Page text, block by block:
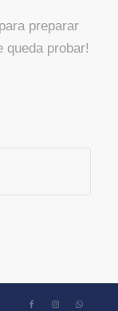
preparar
queda probar!